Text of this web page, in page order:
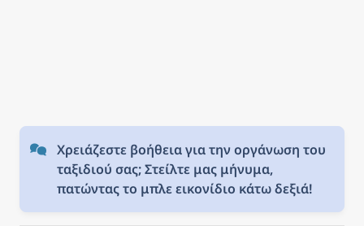
Χρειάζεστε βοήθεια για την οργάνωση του
ταξιδιού σας; Στείλτε μας μήνυμα,
πατώντας το μπλε εικονίδιο κάτω δεξιά!